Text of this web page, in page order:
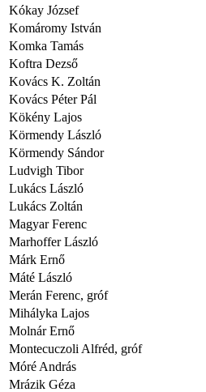
Kókay József
Komáromy István
Komka Tamás
Koftra Dezső
Kovács K. Zoltán
Kovács Péter Pál
Kökény Lajos
Körmendy László
Körmendy Sándor
Ludvigh Tibor
Lukács László
Lukács Zoltán
Magyar Ferenc
Marhoffer László
Márk Ernő
Máté László
Merán Ferenc, gróf
Mihályka Lajos
Molnár Ernő
Montecuczoli Alfréd, gróf
Móré András
Mrázik Géza